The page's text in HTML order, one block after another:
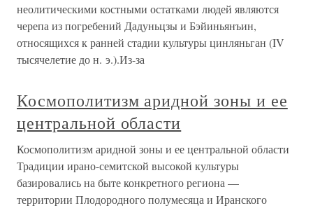
неолитическими костными остатками людей являются
черепа из погребений Дадуньцзы и Бэйиньянъин,
относящихся к ранней стадии культуры цинляньган (IV
тысячелетие до н. э.).Из-за
Космополитизм аридной зоны и ее
центральной области
Космополитизм аридной зоны и ее центральной области
Традиции ирано-семитской высокой культуры
базировались на быте конкретного региона —
территории Плодородного полумесяца и Иранского